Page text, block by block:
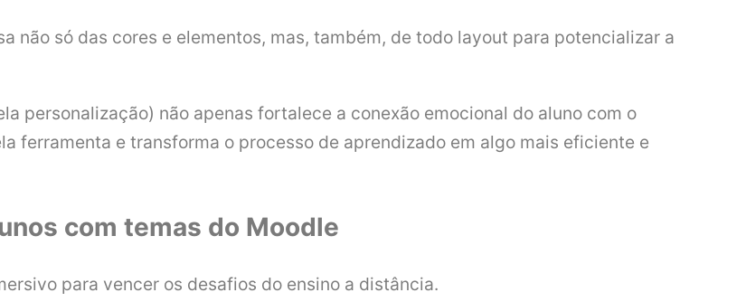
não só das cores e elementos, mas, também, de todo layout para potencializar a
personalização) não apenas fortalece a conexão emocional do aluno com o
ferramenta e transforma o processo de aprendizado em algo mais eficiente e
com temas do Moodle
para vencer os desafios do ensino a distância.